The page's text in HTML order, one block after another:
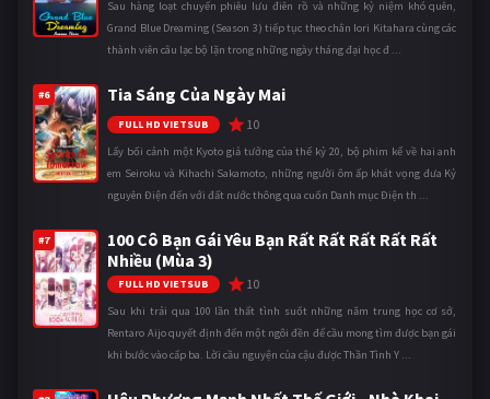
Sau hàng loạt chuyến phiêu lưu điên rồ và những kỷ niệm khó quên,
Grand Blue Dreaming (Season 3) tiếp tục theo chân Iori Kitahara cùng các
thành viên câu lạc bộ lặn trong những ngày tháng đại học đ ...
#6 Tia Sáng Của Ngày Mai
FULL HD VIETSUB 10
Lấy bối cảnh một Kyoto giả tưởng của thế kỷ 20, bộ phim kể về hai anh
em Seiroku và Kihachi Sakamoto, những người ôm ấp khát vọng đưa Kỷ
nguyên Điện đến với đất nước thông qua cuốn Danh mục Điện th ...
#7
100 Cô Bạn Gái Yêu Bạn Rất Rất Rất Rất Rất
Nhiều (Mùa 3)
FULL HD VIETSUB 10
Sau khi trải qua 100 lần thất tình suốt những năm trung học cơ sở,
Rentaro Aijo quyết định đến một ngôi đền để cầu mong tìm được bạn gái
khi bước vào cấp ba. Lời cầu nguyện của cậu được Thần Tình Y ...